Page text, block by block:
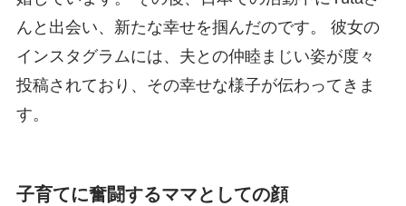
んと出会い、新たな幸せを掴んだのです。 彼女の
インスタグラムには、夫との仲睦まじい姿が度々
投稿されており、その幸せな様子が伝わってきま
す。
子育てに奮闘するママとしての顔